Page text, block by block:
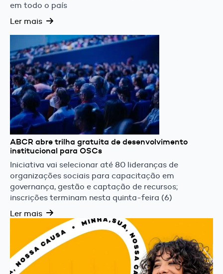
em todo o país
Ler mais
ABCR abre trilha gratuita de desenvolvimento
institucional para OSCs
Iniciativa vai selecionar até 80 lideranças de
organizações sociais para capacitação em
governança, gestão e captação de recursos;
inscrições terminam nesta quinta-feira (6)
Ler mais